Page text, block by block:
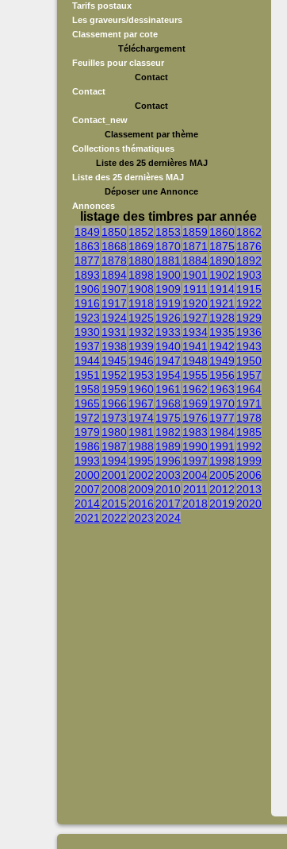
Tarifs postaux
Les graveurs/dessinateurs
Classement par cote
Téléchargement
Feuilles pour classeur
Contact
Contact
Contact
Contact_new
Classement par thème
Collections thématiques
Liste des 25 dernières MAJ
Liste des 25 dernières MAJ
Déposer une Annonce
Annonces
listage des timbres par année
1849 18501852 1853 1859 18601862
1863 1868 1869 18701871 1875 1876
1877 1878 18801881 188418901892
1893 18941898 19001901 1902 1903
1906 1907 1908 1909 1911 19141915
1916 1917 1918 1919 19201921 1922
1923 19241925 1926 1927 1928 1929
19301931 1932 1933 19341935 1936
1937 1938 1939 19401941 1942 1943
19441945 1946 1947 1948 1949 1950
1951 1952 1953 19541955 1956 1957
1958 1959 19601961 1962 1963 1964
1965 1966 1967 1968 1969 19701971
1972 1973 19741975 1976 1977 1978
1979 19801981 1982 1983 19841985
1986 1987 1988 1989 19901991 1992
1993 19941995 1996 1997 1998 1999
20002001 2002 2003 20042005 2006
2007 2008 2009 2010 2011 2012 2013
20142015 2016 2017 2018 2019 2020
2021 2022 2023 2024